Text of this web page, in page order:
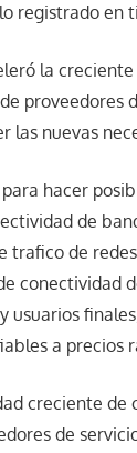
registrado en
la
proveedores
las nuevas
hacer
de
trafico de
conectividad
usuarios
a precios
creciente
de